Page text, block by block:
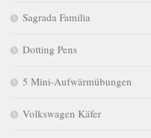
Sagrada Familia
Dotting Pens
5 Mini-Aufwärmübungen
Volkswagen Käfer